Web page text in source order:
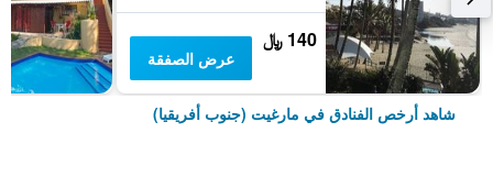
140 ﷼
عرض الصفقة
شاهد أرخص الفنادق في مارغيت (جنوب أفريقيا)